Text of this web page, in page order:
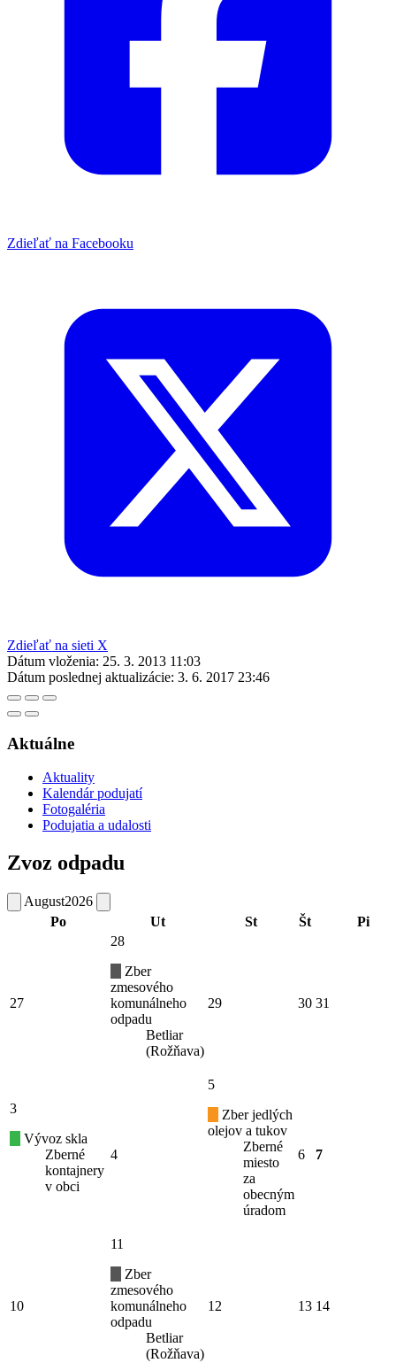
Zdieľať na Facebooku
Zdieľať na sieti X
Dátum vloženia: 25. 3. 2013 11:03
Dátum poslednej aktualizácie: 3. 6. 2017 23:46
Aktuálne
Aktuality
Kalendár podujatí
Fotogaléria
Podujatia a udalosti
Zvoz odpadu
August2026
Po
Ut St Št Pi
27
28
Zber
zmesového
komunálneho
odpadu
Betliar
(Rožňava)
29 30 31
3
Vývoz skla
Zberné
kontajnery
v obci
4
5
Zber jedlých
olejov a tukov
Zberné
miesto
za
obecným
úradom
6 7
10
11
Zber
zmesového
komunálneho
odpadu
Betliar
(Rožňava)
12 13 14